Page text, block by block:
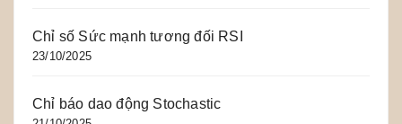
Chỉ số Sức mạnh tương đối RSI
23/10/2025
Chỉ báo dao động Stochastic